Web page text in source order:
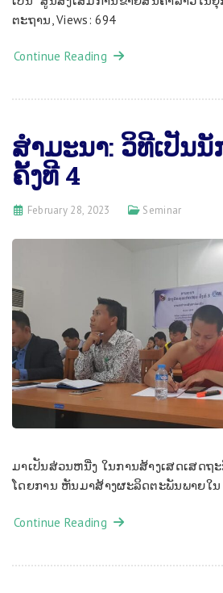
ຕະ​ຖານ​, Views: 694
Continue Reading
ສຳ​ມະ​ນາ: ​ວິ​ທີ​ເປັນ​
ຄັ້ງ​ທີ 4
February 28, 2023 Seminar
ມາເປັນ​ສ່ວນ​ຫນື່ງ ໃນ​ການ​ສ້າງ​ເສດ​ເສດ​ຖ
ໂດຍ​ການ ຫັນ​ມາ​ສ້າງ​ຜະ​ລິດ​ຕ​ະ​ພັນ​ພາຍ​ໃນ
Continue Reading